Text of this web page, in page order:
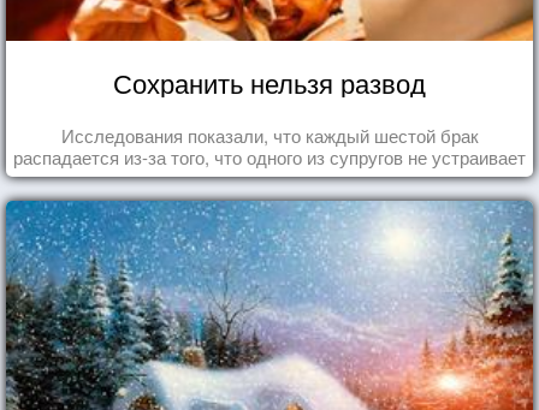
Сохранить нельзя развод
Исследования показали, что каждый шестой брак
распадается из-за того, что одного из супругов не устраивает
та роль, которая выпала ему в семье.